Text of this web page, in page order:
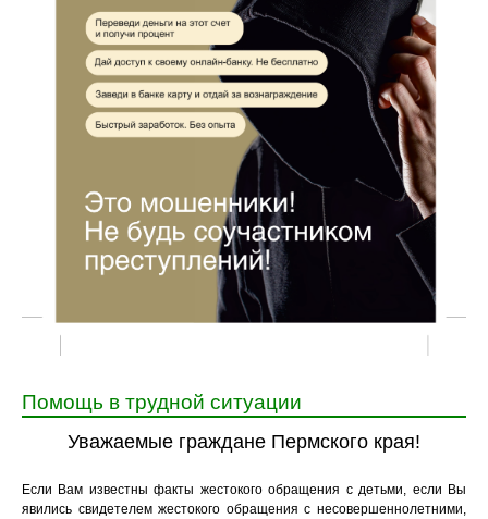
Помощь в трудной ситуации
Уважаемые граждане Пермского края!
Если Вам известны факты жестокого обращения с детьми, если Вы
явились свидетелем жестокого обращения с несовершеннолетними,